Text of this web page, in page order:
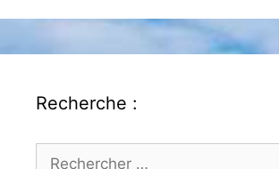
Recherche :
Rechercher :